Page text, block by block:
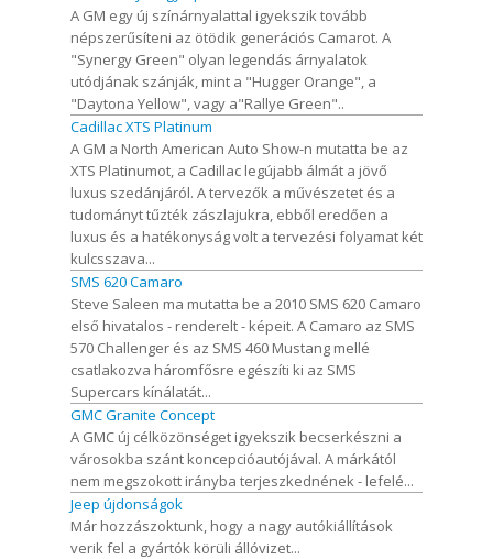
A GM egy új színárnyalattal igyekszik tovább
népszerűsíteni az ötödik generációs Camarot. A
"Synergy Green" olyan legendás árnyalatok
utódjának szánják, mint a "Hugger Orange", a
"Daytona Yellow", vagy a"Rallye Green"..
Cadillac XTS Platinum
A GM a North American Auto Show-n mutatta be az
XTS Platinumot, a Cadillac legújabb álmát a jövő
luxus szedánjáról. A tervezők a művészetet és a
tudományt tűzték zászlajukra, ebből eredően a
luxus és a hatékonyság volt a tervezési folyamat két
kulcsszava...
SMS 620 Camaro
Steve Saleen ma mutatta be a 2010 SMS 620 Camaro
első hivatalos - renderelt - képeit. A Camaro az SMS
570 Challenger és az SMS 460 Mustang mellé
csatlakozva háromfősre egészíti ki az SMS
Supercars kínálatát...
GMC Granite Concept
A GMC új célközönséget igyekszik becserkészni a
városokba szánt koncepcióautójával. A márkától
nem megszokott irányba terjeszkednének - lefelé...
Jeep újdonságok
Már hozzászoktunk, hogy a nagy autókiállítások
verik fel a gyártók körüli állóvizet...